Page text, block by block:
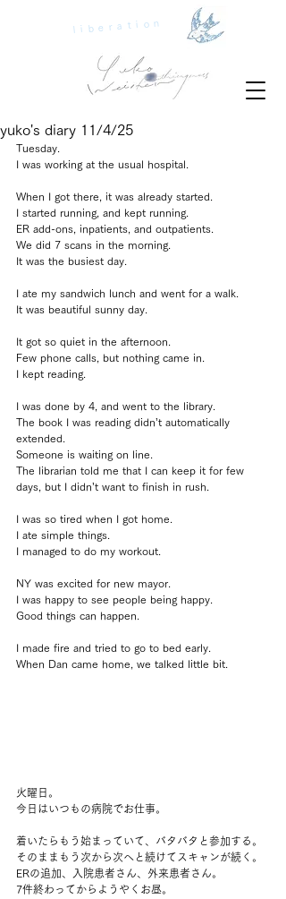
liberation
yuko's diary 11/4/25
Tuesday.
I was working at the usual hospital.
When I got there, it was already started.
I started running, and kept running.
ER add-ons, inpatients, and outpatients.
We did 7 scans in the morning.
It was the busiest day.
I ate my sandwich lunch and went for a walk.
It was beautiful sunny day.
It got so quiet in the afternoon.
Few phone calls, but nothing came in.
I kept reading.
I was done by 4, and went to the library.
The book I was reading didn’t automatically
extended.
Someone is waiting on line.
The librarian told me that I can keep it for few
days, but I didn’t want to finish in rush.
I was so tired when I got home.
I ate simple things.
I managed to do my workout.
NY was excited for new mayor.
I was happy to see people being happy.
Good things can happen.
I made fire and tried to go to bed early.
When Dan came home, we talked little bit.
火曜日。
今日はいつもの病院でお仕事。
着いたらもう始まっていて、バタバタと参加する。
そのままもう次から次へと続けてスキャンが続く。
ERの追加、入院患者さん、外来患者さん。
7件終わってからようやくお昼。